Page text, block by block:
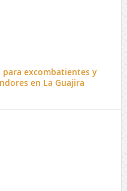
para excombatientes y
en La Guajira